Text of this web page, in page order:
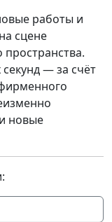
работы и
сцене
пространства.
секунд — за счёт
новые